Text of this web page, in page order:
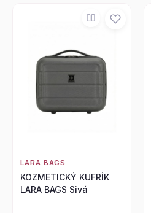
LARA BAGS
KOZMETICKÝ KUFRÍK
LARA BAGS Sivá